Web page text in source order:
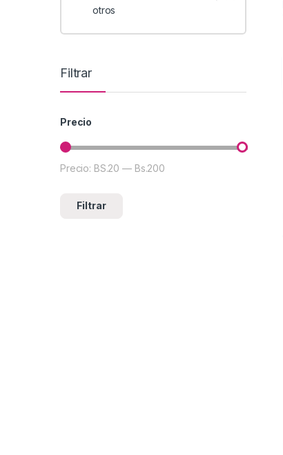
otros
Filtrar
Precio
Precio mínimo
Precio máximo
Filtrar
Precio: BS.20 — Bs.200